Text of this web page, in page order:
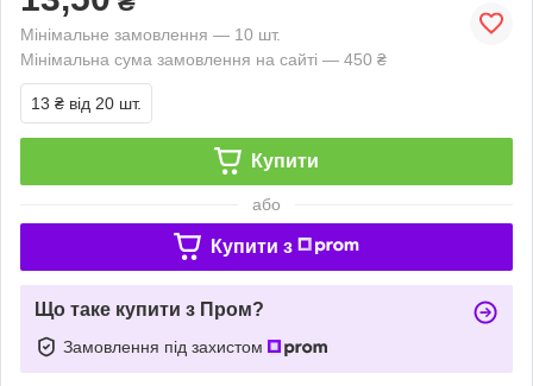
Мінімальне замовлення — 10 шт.
Мінімальна сума замовлення на сайті — 450 ₴
13 ₴ від 20 шт.
Купити
або
Купити з
Що таке купити з Пром?
Замовлення під захистом